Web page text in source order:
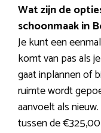
Wat zijn de
schoonmaak in
Je kunt een
komt van pas als
gaat inplannen of
ruimte wordt
aanvoelt als
tussen de